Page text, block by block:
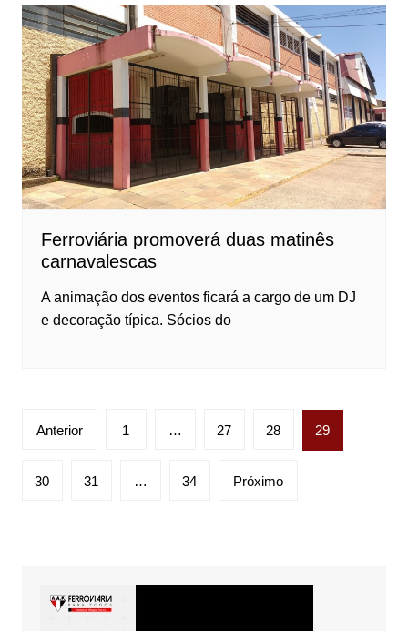
Ferroviária promoverá duas matinês
carnavalescas
A animação dos eventos ficará a cargo de um DJ
e decoração típica. Sócios do
Paginação
posts
Anterior 1 … 27 28 29
30 31 … 34 Próximo